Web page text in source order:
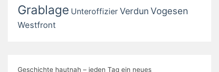
Grablage Unteroffizier Verdun Vogesen
Westfront
Geschichte hautnah – jeden Tag ein neues